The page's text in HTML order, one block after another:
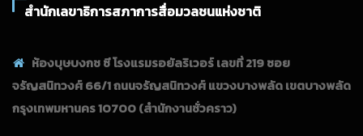
สำนักเลขาธิการสภาการสื่อมวลชนแห่งชาติ
ห้องบุษบงกช ซี โรงแรมรอยัลริเวอร์ เลขที่ 219 ซอย
จรัญสนิทวงศ์ 66/1 ถนนจรัญสนิทวงศ์ แขวงบางพลัด เขตบางพลัด
กรุงเทพมหานคร 10700(สำนักงานชั่วคราว)